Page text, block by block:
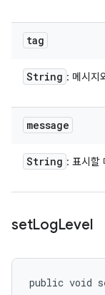
tag
String : 메시지
message
String : 표시할
setLogLevel
public void